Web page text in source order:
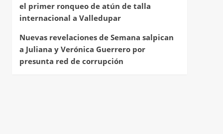
el primer ronqueo de atún de talla
internacional a Valledupar
Nuevas revelaciones de Semana salpican
a Juliana y Verónica Guerrero por
presunta red de corrupción